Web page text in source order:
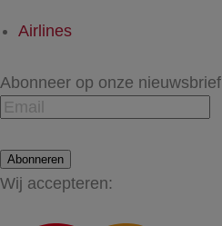
Airlines
Abonneer op onze nieuwsbrief
Abonneren
Wij accepteren: